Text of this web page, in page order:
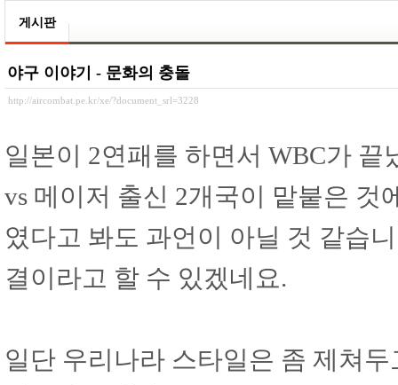
게시판
야구 이야기 - 문화의 충돌
http://aircombat.pe.kr/xe/?document_srl=3228
일본이 2연패를 하면서 WBC가
vs 메이저 출신 2개국이 맡붙은 것
였다고 봐도 과언이 아닐 것 같습
결이라고 할 수 있겠네요.
일단 우리나라 스타일은 좀 제쳐